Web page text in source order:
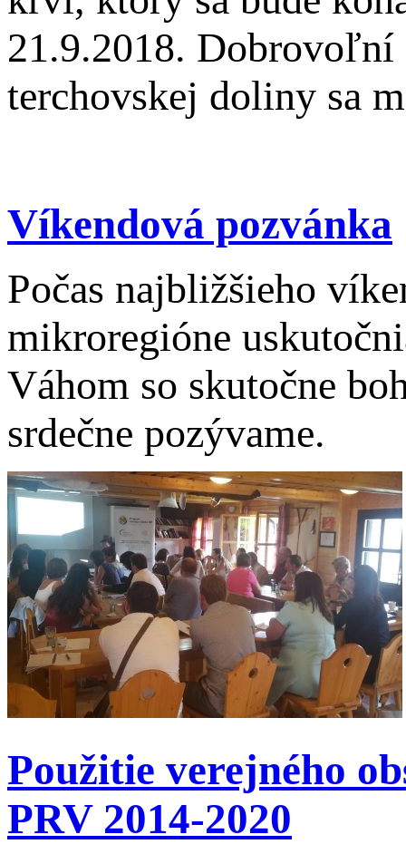
21.9.2018.
terchovskej doliny sa
Víkendová pozvánka
Počas najbližšieho
mikroregióne
Váhom so skutočne
srdečne pozývame.
Použitie verejného
PRV 2014-2020